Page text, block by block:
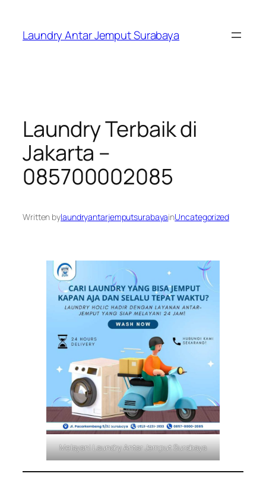
content
Laundry Antar Jemput Surabaya
Laundry Terbaik di
Jakarta –
085700002085
Written bylaundryantarjemputsurabayainUncategorized
Melayani Laundry Antar Jemput Surabaya